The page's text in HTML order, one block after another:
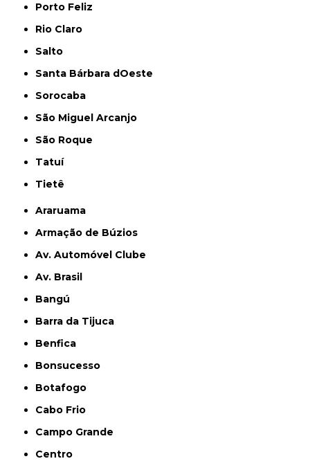
Porto Feliz
Rio Claro
Salto
Santa Bárbara dOeste
Sorocaba
São Miguel Arcanjo
São Roque
Tatuí
Tietê
Araruama
Armação de Búzios
Av. Automóvel Clube
Av. Brasil
Bangú
Barra da Tijuca
Benfica
Bonsucesso
Botafogo
Cabo Frio
Campo Grande
Centro